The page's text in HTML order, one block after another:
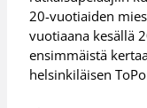
20-vuotiaiden
vuotiaana kesällä
ensimmäistä
helsinkiläisen